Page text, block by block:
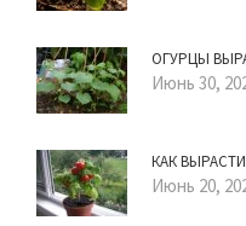
ОГУРЦЫ
Июнь 30,
КАК
Июнь 20,